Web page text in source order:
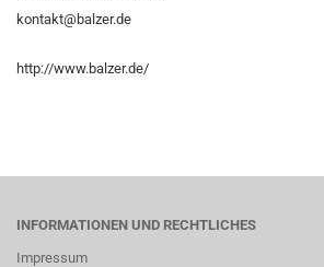
kontakt@balzer.de
http://www.balzer.de/
INFORMATIONEN UND RECHTLICHES
Impressum